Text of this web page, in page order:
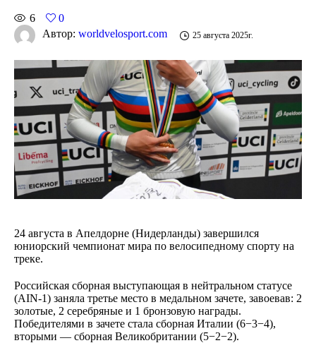
6
0
Автор: worldvelosport.com 25 августа 2025г.
24 августа в Апелдорне (Нидерланды) завершился
юниорский чемпионат мира по велосипедному спорту на
треке.
Российская сборная выступающая в нейтральном статусе
(AIN-1) заняла третье место в медальном зачете, завоевав: 2
золотые, 2 серебряные и 1 бронзовую награды.
Победителями в зачете стала сборная Италии (6−3−4),
вторыми — сборная Великобритании (5−2−2).